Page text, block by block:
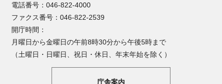
電話番号：046-822-4000
ファクス番号：046-822-2539
開庁時間：
月曜日から金曜日の午前8時30分から午後5時まで
（土曜日・日曜日、祝日・休日、年末年始を除く）
庁舎案内